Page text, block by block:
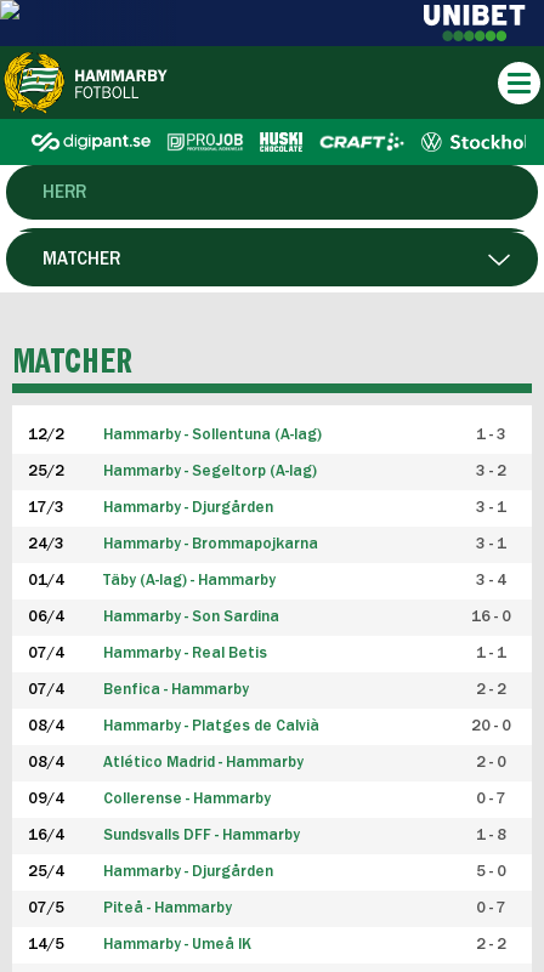
HERR
DAM
P19
F19
FUTSAL HERR
FUTSAL DAM
MATCHER
MATCHER
12/2 Hammarby - Sollentuna (A-lag) 1 - 3
25/2 Hammarby - Segeltorp (A-lag) 3 - 2
17/3 Hammarby - Djurgården 3 - 1
24/3 Hammarby - Brommapojkarna 3 - 1
01/4 Täby (A-lag) - Hammarby 3 - 4
06/4 Hammarby - Son Sardina 16 - 0
07/4 Hammarby - Real Betis 1 - 1
07/4 Benfica - Hammarby 2 - 2
08/4 Hammarby - Platges de Calvià 20 - 0
08/4 Atlético Madrid - Hammarby 2 - 0
09/4 Collerense - Hammarby 0 - 7
16/4 Sundsvalls DFF - Hammarby 1 - 8
25/4 Hammarby - Djurgården 5 - 0
07/5 Piteå - Hammarby 0 - 7
14/5 Hammarby - Umeå IK 2 - 2